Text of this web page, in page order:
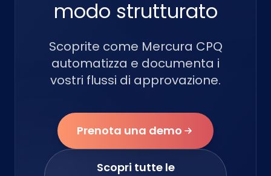
modo strutturato
Scoprite come Mercura CPQ
automatizza e documenta i
vostri flussi di approvazione.
Prenota una demo
Scopri tutte le